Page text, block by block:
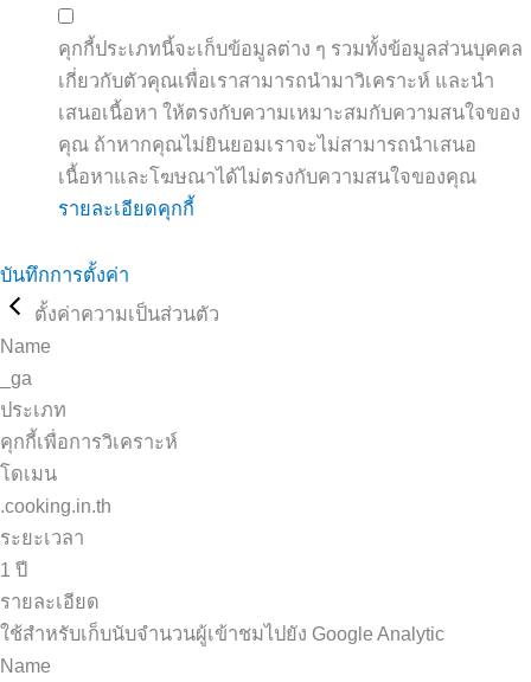
คุกกี้ประเภทนี้จะเก็บข้อมูลต่าง ๆ รวมทั้งข้อมูลส่วนบุคคล
เกี่ยวกับตัวคุณเพื่อเราสามารถนำมาวิเคราะห์ และนำ
เสนอเนื้อหา ให้ตรงกับความเหมาะสมกับความสนใจของ
คุณ ถ้าหากคุณไม่ยินยอมเราจะไม่สามารถนำเสนอ
เนื้อหาและโฆษณาได้ไม่ตรงกับความสนใจของคุณ
รายละเอียดคุกกี้
บันทึกการตั้งค่า
ตั้งค่าความเป็นส่วนตัว
Name
_ga
ประเภท
คุกกี้เพื่อการวิเคราะห์
โดเมน
.cooking.in.th
ระยะเวลา
1 ปี
รายละเอียด
ใช้สำหรับเก็บนับจำนวนผู้เข้าชมไปยัง Google Analytic
Name